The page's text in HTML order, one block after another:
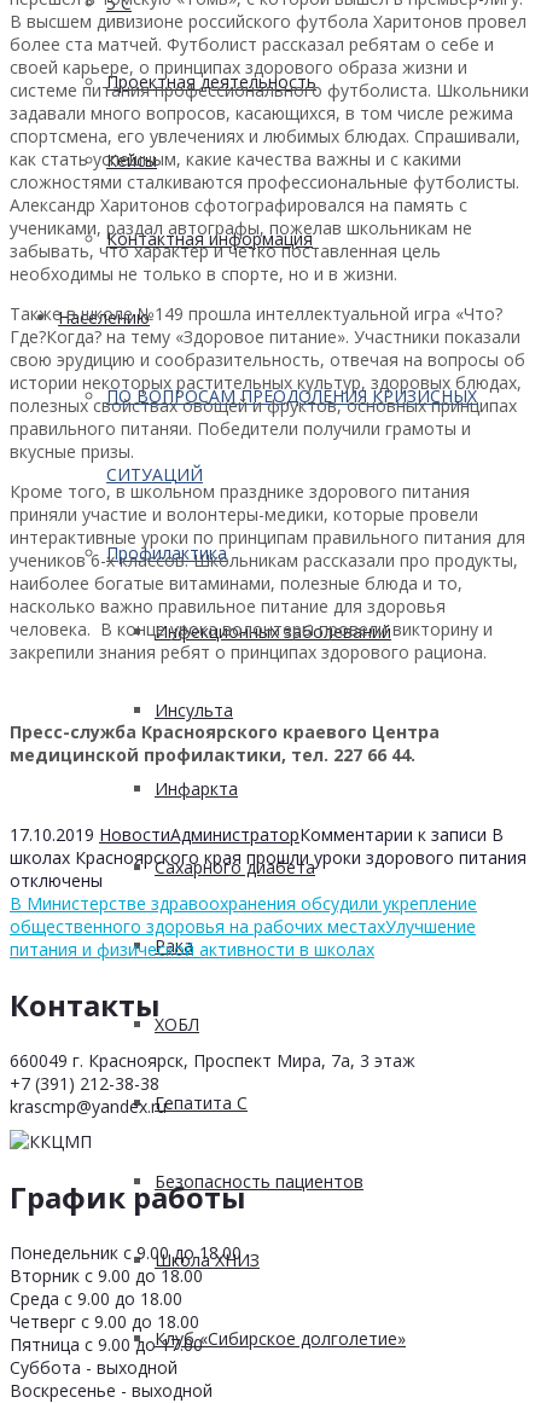
Проектная деятельность
Кейсы
Контактная информация
Населению
ПО ВОПРОСАМ ПРЕОДОЛЕНИЯ КРИЗИСНЫХ
СИТУАЦИЙ
Профилактика
Инфекционных заболеваний
Инсульта
Инфаркта
Сахарного диабета
Рака
ХОБЛ
Гепатита С
Безопасность пациентов
Школа ХНИЗ
Клуб «Сибирское долголетие»
В высшем дивизионе российского футбола Харитонов провел
более ста матчей. Футболист рассказал ребятам о себе и
своей карьере, о принципах здорового образа жизни и
системе питания профессионального футболиста. Школьники
задавали много вопросов, касающихся, в том числе режима
спортсмена, его увлечениях и любимых блюдах. Спрашивали,
как стать успешным, какие качества важны и с какими
сложностями сталкиваются профессиональные футболисты.
Александр Харитонов сфотографировался на память с
учениками, раздал автографы, пожелав школьникам не
забывать, что характер и четко поставленная цель
необходимы не только в спорте, но и в жизни.
Также в школе №149 прошла интеллектуальной игра «Что?
Где?Когда? на тему «Здоровое питание». Участники показали
свою эрудицию и сообразительность, отвечая на вопросы об
истории некоторых растительных культур, здоровых блюдах,
полезных свойствах овощей и фруктов, основных принципах
правильного питаняи. Победители получили грамоты и
вкусные призы.
Кроме того, в школьном празднике здорового питания
приняли участие и волонтеры-медики, которые провели
интерактивные уроки по принципам правильного питания для
учеников 6-х классов. Школьникам рассказали про продукты,
наиболее богатые витаминами, полезные блюда и то,
насколько важно правильное питание для здоровья
человека. В конце урока волонтеры провели викторину и
закрепили знания ребят о принципах здорового рациона.
Пресс-служба Красноярского краевого Центра
медицинской профилактики, тел. 227 66 44.
17.10.2019 НовостиАдминистраторКомментарии к записи В
школах Красноярского края прошли уроки здорового питания
отключены
В Министерстве здравоохранения обсудили укрепление
общественного здоровья на рабочих местахУлучшение
питания и физической активности в школах
Контакты
660049 г. Красноярск, Проспект Мира, 7а, 3 этаж
+7 (391) 212-38-38
krascmp@yandex.ru
График работы
Понедельник с 9.00 до 18.00
Вторник с 9.00 до 18.00
Среда с 9.00 до 18.00
Четверг с 9.00 до 18.00
Пятница с 9.00 до 17.00
Суббота - выходной
Воскресенье - выходной